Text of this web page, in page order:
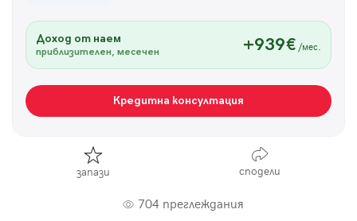
Доход от наем
приблизителен, месечен +939€ /мес.
Кредитна консултация
запази сподели
704 преглеждания